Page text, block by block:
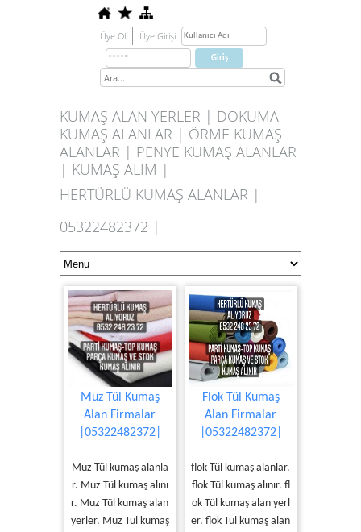
Üye Ol Üye Girişi
KUMAŞ ALAN YERLER | DOKUMA
KUMAŞ ALANLAR | ÖRME KUMAŞ
ALANLAR | PENYE KUMAŞ ALANLAR
| KUMAŞ ALIM |
HERTÜRLÜ KUMAŞ ALANLAR |
05322482372 |
Muz Tül Kumaş
Alan Firmalar
|05322482372|
Muz Tül kumaş alanla
r. Muz Tül kumaş alını
r. Muz Tül kumaş alan
yerler. Muz Tül kumaş
Flok Tül Kumaş
Alan Firmalar
|05322482372|
flok Tül kumaş alanlar.
flok Tül kumaş alınır. fl
ok Tül kumaş alan yerl
er. flok Tül kumaş alan